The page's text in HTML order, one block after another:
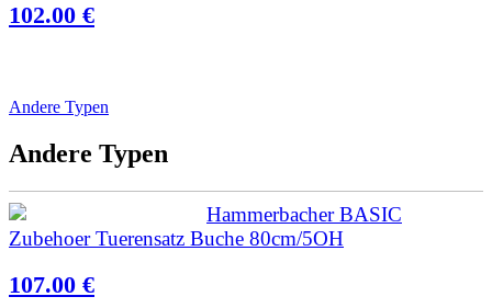
102.00 €
Andere Typen
Andere Typen
Hammerbacher BASIC
Zubehoer Tuerensatz Buche 80cm/5OH
107.00 €